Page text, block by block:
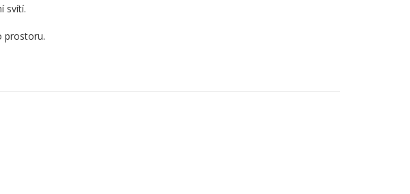
svítí.
prostoru.